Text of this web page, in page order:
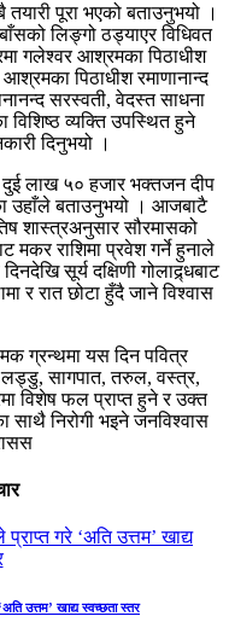
पूरा भएको बताउनुभयो ।
लिङ्गो ठड्याएर विधिवत
गलेश्वर आश्रमका पिठाधीश
पिठाधीश रमाणानान्द
सरस्वती, वेदस्त साधना
व्यक्ति उपस्थित हुने
दिनुभयो ।
दुई लाख ५० हजार भक्तजन दीप
उहाँले बताउनुभयो । आजबाटै
शास्त्रअनुसार सौरमासको
मकर राशिमा प्रवेश गर्ने हुनाले
सूर्य दक्षिणी गोलाद्र्धबाट
र रात छोटा हुँदै जाने विश्वास
ग्रन्थमा यस दिन पवित्र
लड्डु, सागपात, तरुल, वस्त्र,
विशेष फल प्राप्त हुने र उक्त
साथै निरोगी भइने जनविश्वास
उत्तम’ खाद्य स्वच्छता स्तर